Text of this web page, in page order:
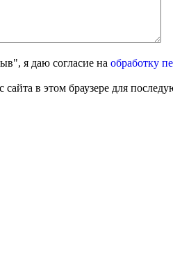
я даю согласие на обработку
сайта в этом браузере для